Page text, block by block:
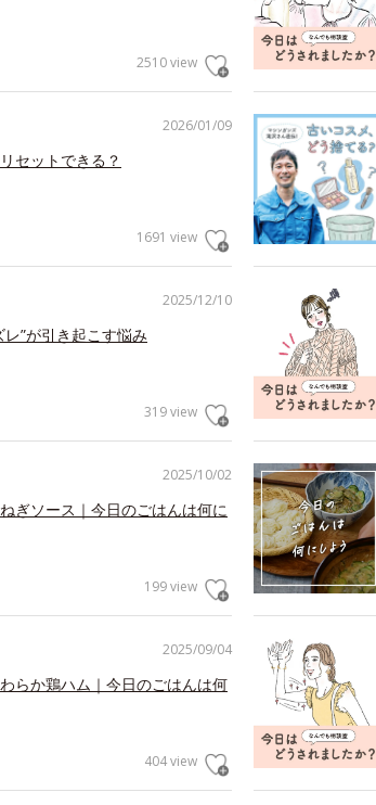
2510 view
2026/01/09
セットできる？
1691 view
2025/12/10
”が引き起こす悩み
319 view
2025/10/02
ぎソース｜今日のごはんは何に
199 view
2025/09/04
らか鶏ハム｜今日のごはんは何
404 view